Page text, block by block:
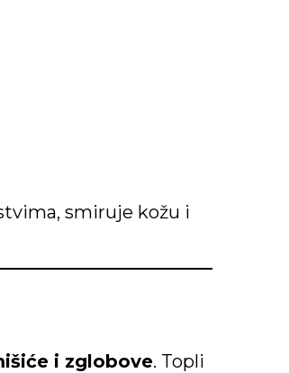
smiruje kožu i
i zglobove. Topli